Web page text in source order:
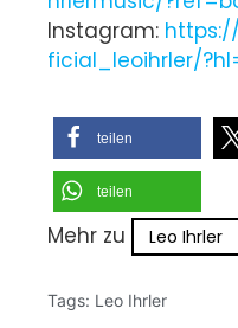
Instagram:
ficial_leoihrler/
teilen
teilen
Mehr zu Leo Ihrler
Tags: Leo Ihrler